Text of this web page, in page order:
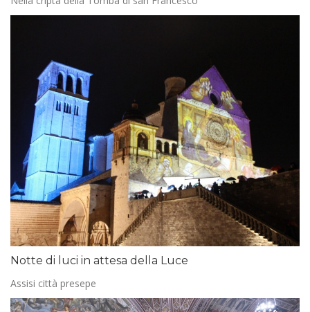
Notte di luci in attesa della Luce
Assisi città presepe